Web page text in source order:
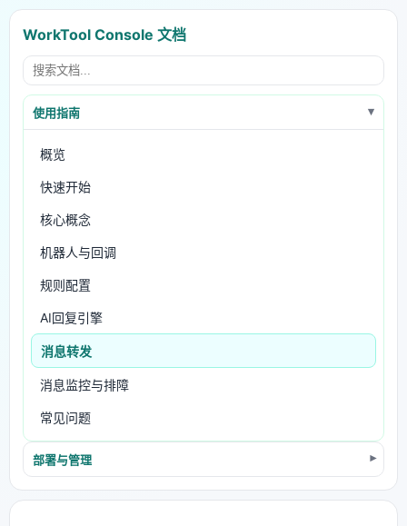
WorkTool Console 文档
使用指南
概览
快速开始
核心概念
机器人与回调
规则配置
AI回复引擎
消息转发
消息监控与排障
常见问题
部署与管理